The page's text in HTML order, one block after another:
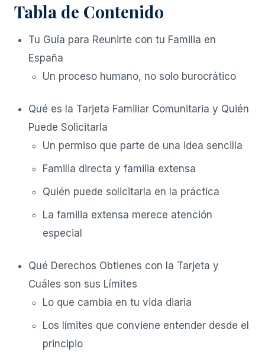
Tabla de Contenido
Tu Guía para Reunirte con tu Familia en
España
Un proceso humano, no solo burocrático
Qué es la Tarjeta Familiar Comunitaria y Quién
Puede Solicitarla
Un permiso que parte de una idea sencilla
Familia directa y familia extensa
Quién puede solicitarla en la práctica
La familia extensa merece atención
especial
Qué Derechos Obtienes con la Tarjeta y
Cuáles son sus Límites
Lo que cambia en tu vida diaria
Los límites que conviene entender desde el
principio